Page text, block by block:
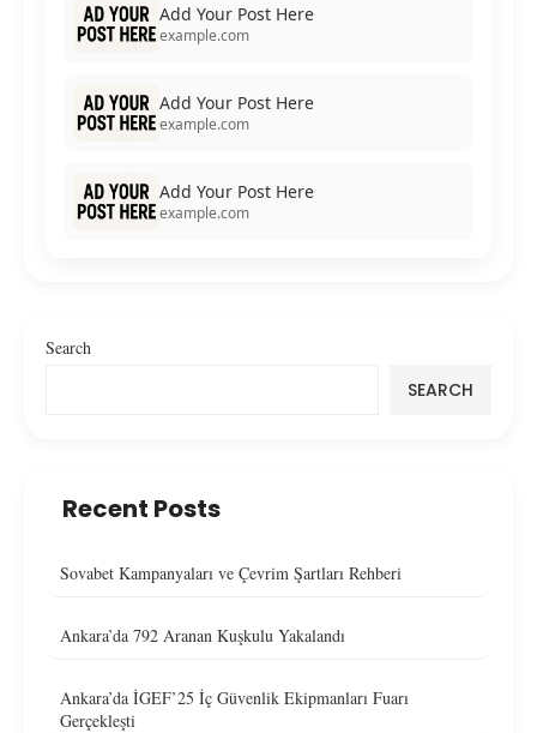
Add Your Post Here
example.com
Add Your Post Here
example.com
Add Your Post Here
example.com
Search
SEARCH
Recent Posts
Sovabet Kampanyaları ve Çevrim Şartları Rehberi
Ankara’da 792 Aranan Kuşkulu Yakalandı
Ankara’da İGEF’25 İç Güvenlik Ekipmanları Fuarı
Gerçekleşti